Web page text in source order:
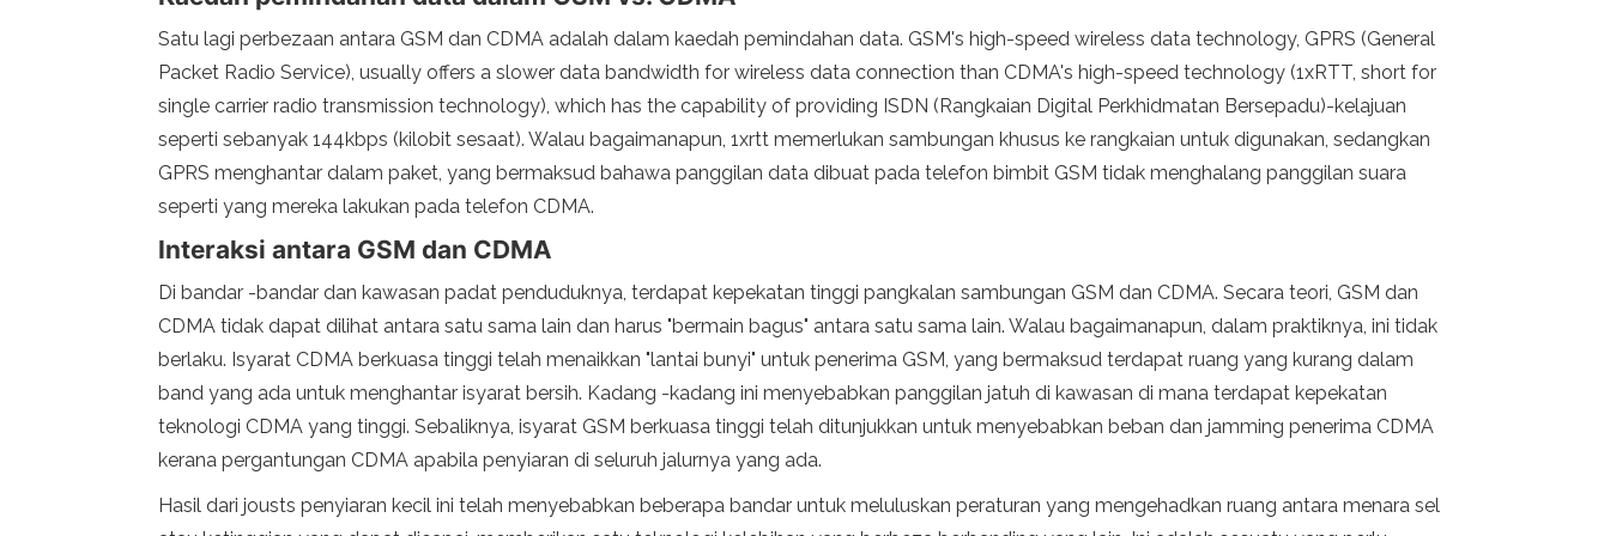
Satu lagi perbezaan antara GSM dan CDMA adalah dalam kaedah pemindahan data. GSM's high-speed wireless data technology, GPRS (General
Packet Radio Service), usually offers a slower data bandwidth for wireless data connection than CDMA's high-speed technology (1xRTT, short for
single carrier radio transmission technology), which has the capability of providing ISDN (Rangkaian Digital Perkhidmatan Bersepadu)-kelajuan
seperti sebanyak 144kbps (kilobit sesaat). Walau bagaimanapun, 1xrtt memerlukan sambungan khusus ke rangkaian untuk digunakan, sedangkan
GPRS menghantar dalam paket, yang bermaksud bahawa panggilan data dibuat pada telefon bimbit GSM tidak menghalang panggilan suara
seperti yang mereka lakukan pada telefon CDMA.
Interaksi antara GSM dan CDMA
Di bandar -bandar dan kawasan padat penduduknya, terdapat kepekatan tinggi pangkalan sambungan GSM dan CDMA. Secara teori, GSM dan
CDMA tidak dapat dilihat antara satu sama lain dan harus "bermain bagus" antara satu sama lain. Walau bagaimanapun, dalam praktiknya, ini tidak
berlaku. Isyarat CDMA berkuasa tinggi telah menaikkan "lantai bunyi" untuk penerima GSM, yang bermaksud terdapat ruang yang kurang dalam
band yang ada untuk menghantar isyarat bersih. Kadang -kadang ini menyebabkan panggilan jatuh di kawasan di mana terdapat kepekatan
teknologi CDMA yang tinggi. Sebaliknya, isyarat GSM berkuasa tinggi telah ditunjukkan untuk menyebabkan beban dan jamming penerima CDMA
kerana pergantungan CDMA apabila penyiaran di seluruh jalurnya yang ada.
Hasil dari jousts penyiaran kecil ini telah menyebabkan beberapa bandar untuk meluluskan peraturan yang mengehadkan ruang antara menara sel